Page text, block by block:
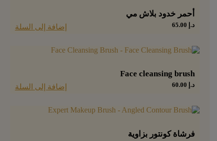
أحمر خدود بلاش مي
د.إ إضافة إلى السلة
Face cleansing brush
د.إ إضافة إلى السلة
فرشاة كونتور بزاوية